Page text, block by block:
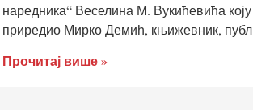
наредника“ Веселина М. Вукићевића коју
приредио Мирко Демић, књижевник,
Прочитај више »